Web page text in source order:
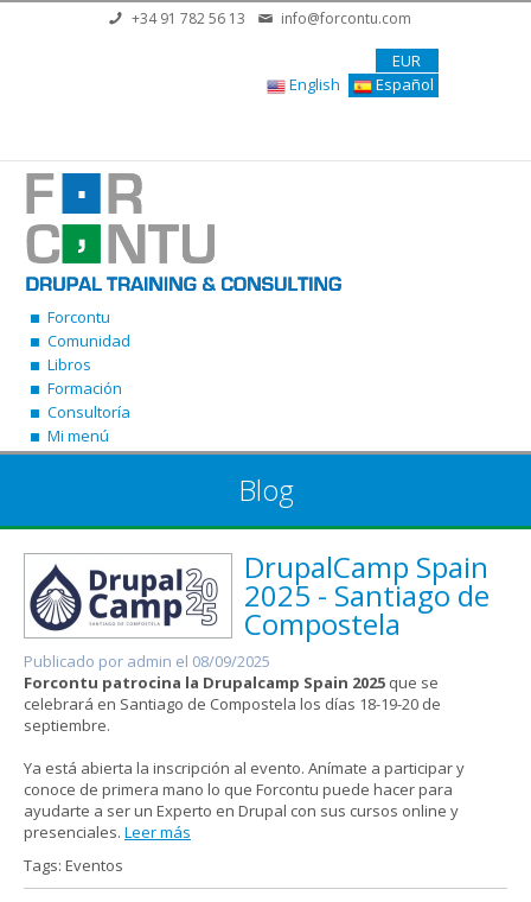
Pasar al contenido principal
+34 91 782 56 13 info@forcontu.com
EUR
English
Español
Forcontu
Comunidad
Libros
Formación
Consultoría
Mi menú
Blog
DrupalCamp Spain
2025 - Santiago de
Compostela
Publicado por admin el 08/09/2025
Forcontu patrocina la Drupalcamp Spain 2025 que se
celebrará en Santiago de Compostela los días 18-19-20 de
septiembre.
Ya está abierta la inscripción al evento. Anímate a participar y
conoce de primera mano lo que Forcontu puede hacer para
ayudarte a ser un Experto en Drupal con sus cursos online y
presenciales. Leer más
Tags: Eventos